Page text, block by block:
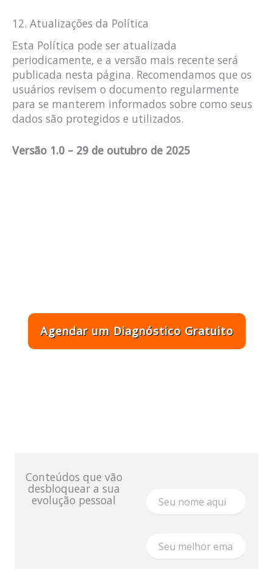
12. Atualizações da Política
Esta Política pode ser atualizada
periodicamente, e a versão mais recente será
publicada nesta página. Recomendamos que os
usuários revisem o documento regularmente
para se manterem informados sobre como seus
dados são protegidos e utilizados.
Versão 1.0 – 29 de outubro de 2025
Agendar um Diagnóstico Gratuito
Conteúdos que vão
desbloquear a sua
evolução pessoal